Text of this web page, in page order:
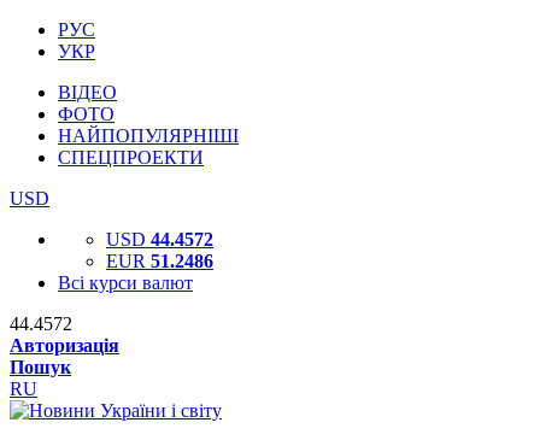
РУС
УКР
ВІДЕО
ФОТО
НАЙПОПУЛЯРНІШІ
СПЕЦПРОЕКТИ
USD
USD 44.4572
EUR 51.2486
Всі курси валют
44.4572
Авторизація
Пошук
RU